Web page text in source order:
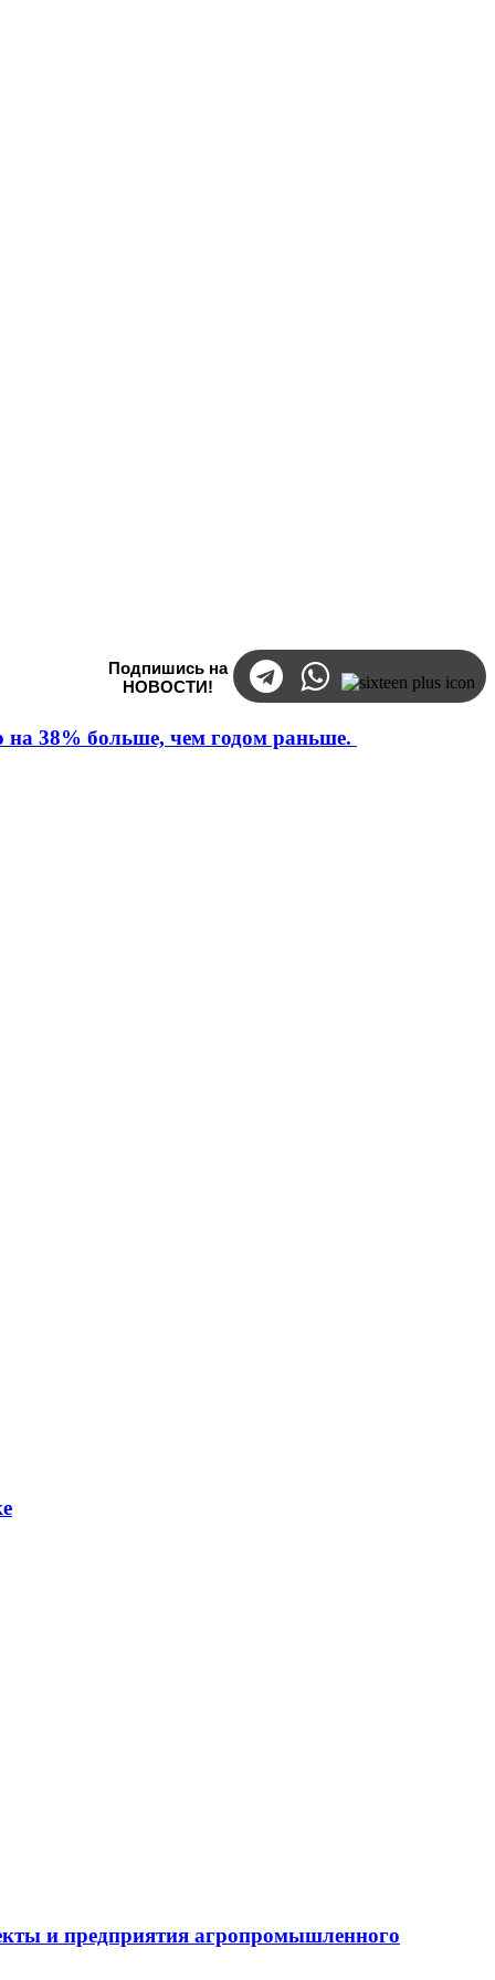
Подпишись на
НОВОСТИ!
на 38% больше, чем годом раньше.
и предприятия агропромышленного